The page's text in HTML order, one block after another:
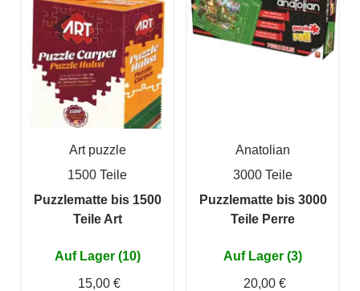
Art puzzle
1500 Teile
Puzzlematte bis 1500
Teile Art
Auf Lager (10)
15,00 €
Anatolian
3000 Teile
Puzzlematte bis 3000
Teile Perre
Auf Lager (3)
20,00 €